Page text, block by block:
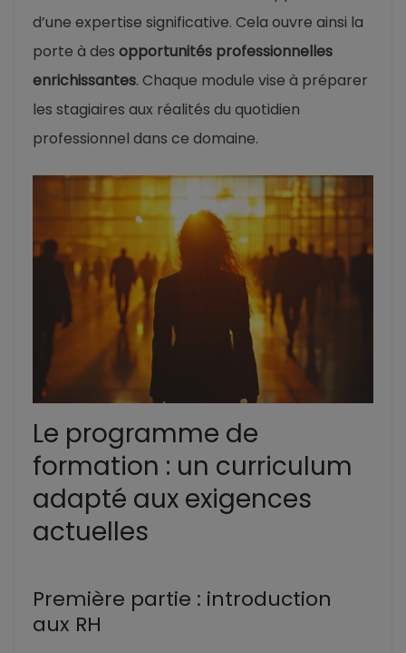
d’une expertise significative. Cela ouvre ainsi la
porte à des opportunités professionnelles
enrichissantes. Chaque module vise à préparer
les stagiaires aux réalités du quotidien
professionnel dans ce domaine.
Le programme de
formation : un curriculum
adapté aux exigences
actuelles
Première partie : introduction
aux RH